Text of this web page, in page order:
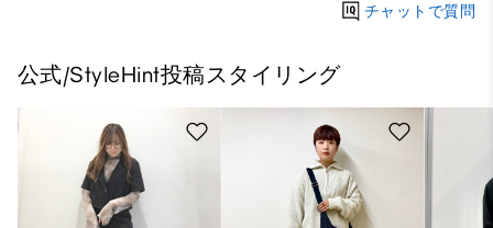
チャットで質問
公式/StyleHint投稿スタイリング